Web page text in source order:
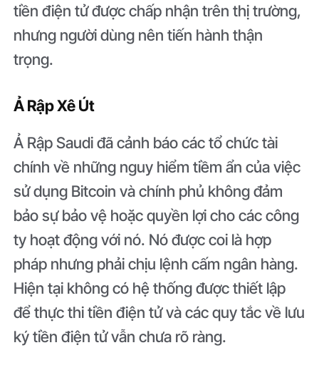
tiền điện tử được chấp nhận trên thị trường,
nhưng người dùng nên tiến hành thận
trọng.
Ả Rập Xê Út
Ả Rập Saudi đã cảnh báo các tổ chức tài
chính về những nguy hiểm tiềm ẩn của việc
sử dụng Bitcoin và chính phủ không đảm
bảo sự bảo vệ hoặc quyền lợi cho các công
ty hoạt động với nó. Nó được coi là hợp
pháp nhưng phải chịu lệnh cấm ngân hàng.
Hiện tại không có hệ thống được thiết lập
để thực thi tiền điện tử và các quy tắc về lưu
ký tiền điện tử vẫn chưa rõ ràng.